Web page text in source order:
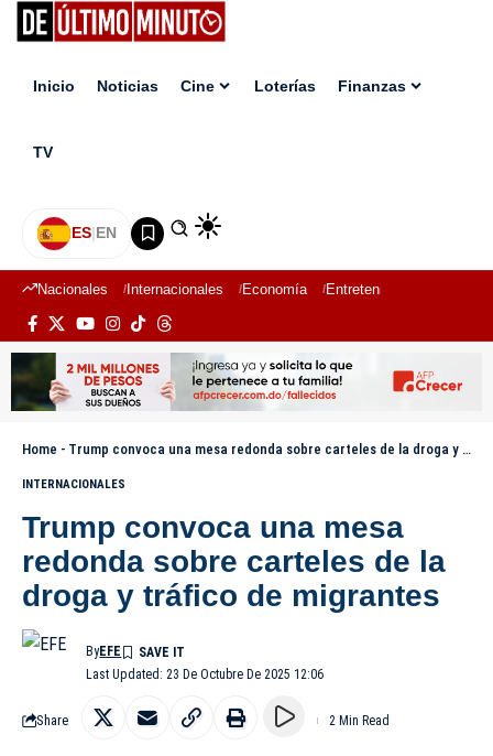
Inicio Noticias Cine Loterías Finanzas
TV
ES|EN
Nacionales Internacionales Economía Entretenimiento
Home - Trump convoca una mesa redonda sobre carteles de la droga y tráfico de migrantes
INTERNACIONALES
Trump convoca una mesa
redonda sobre carteles de la
droga y tráfico de migrantes
Last Updated: 23 De Octubre De 2025 12:06
ByEFE
Share 2 Min Read